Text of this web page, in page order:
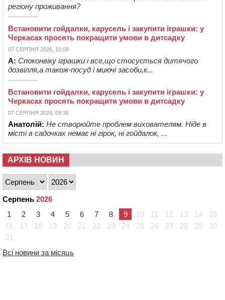
регіону проживання?
Встановити гойдалки, карусель і закупити іграшки: у
Черкасах просять покращити умови в дитсадку
07 СЕРПНЯ 2026, 10:09
А: Споконвіку іграшки і все,що стосується дитячого
дозвілля,а також-посуд і миючі засоби,к...
Встановити гойдалки, карусель і закупити іграшки: у
Черкасах просять покращити умови в дитсадку
07 СЕРПНЯ 2026, 09:36
Анатолій: Не створюйте проблем вихователям. Ніде в
місті в садочках немає ні гірок, ні гойдалок, ...
АРХІВ НОВИН
Серпень 2026
1
2 3 4 5 6 7 8 9 10 11 12 13 14
15
16
17 18 19 20 21 22 23 24 25 26 27 28 29
30
31
Всі новини за місяць